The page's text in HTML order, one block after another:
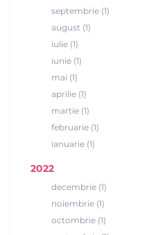
septembrie (1)
august (1)
iulie (1)
iunie (1)
mai (1)
aprilie (1)
martie (1)
februarie (1)
ianuarie (1)
2022
decembrie (1)
noiembrie (1)
octombrie (1)